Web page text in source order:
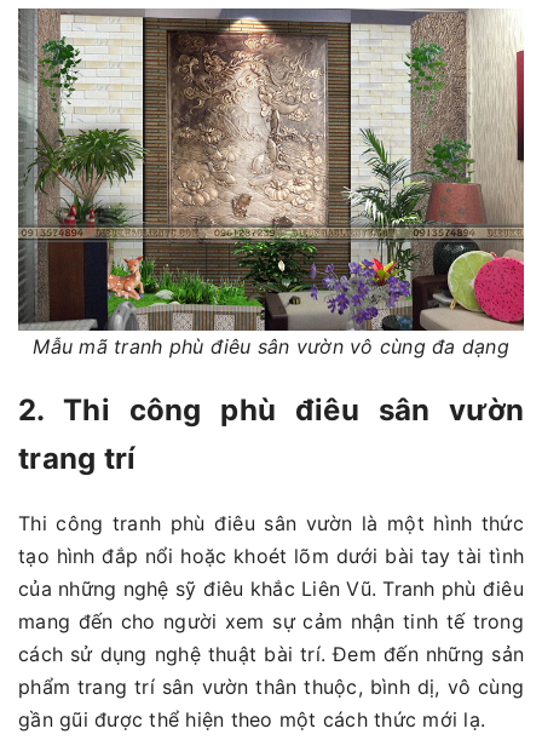
Mẫu mã tranh phù điêu sân vườn vô cùng đa dạng
2. Thi công phù điêu sân vườn
trang trí
Thi công tranh phù điêu sân vườn là một hình thức
tạo hình đắp nổi hoặc khoét lõm dưới bài tay tài tình
của những nghệ sỹ điêu khắc Liên Vũ. Tranh phù điêu
mang đến cho người xem sự cảm nhận tinh tế trong
cách sử dụng nghệ thuật bài trí. Đem đến những sản
phẩm trang trí sân vườn thân thuộc, bình dị, vô cùng
gần gũi được thể hiện theo một cách thức mới lạ.